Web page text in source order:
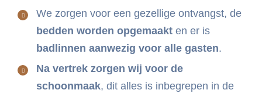
We zorgen voor een gezellige ontvangst, de
bedden worden opgemaakt en er is
badlinnen aanwezig voor alle gasten.
Na vertrek zorgen wij voor de
schoonmaak, dit alles is inbegrepen in de